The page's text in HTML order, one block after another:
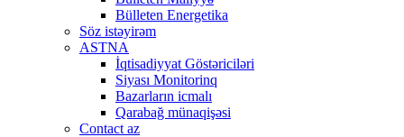
Bülleten Energetika
Söz istəyirəm
ASTNA
İqtisadiyyat Göstəriciləri
Siyası Monitorinq
Bazarların icmalı
Qarabağ münaqişəsi
Contact az